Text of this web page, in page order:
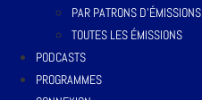
PAR PATRONS D’ÉMISSIONS
TOUTES LES ÉMISSIONS
PODCASTS
PROGRAMMES